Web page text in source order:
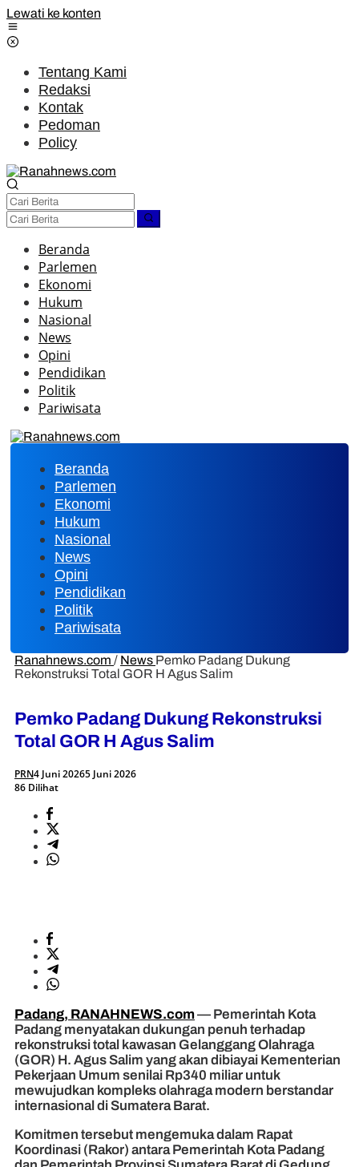
Lewati ke konten
Tentang Kami
Redaksi
Kontak
Pedoman
Policy
Beranda
Parlemen
Ekonomi
Hukum
Nasional
News
Opini
Pendidikan
Politik
Pariwisata
Beranda
Parlemen
Ekonomi
Hukum
Nasional
News
Opini
Pendidikan
Politik
Pariwisata
Ranahnews.com / News Pemko Padang Dukung
Rekonstruksi Total GOR H Agus Salim
Pemko Padang Dukung Rekonstruksi
Total GOR H Agus Salim
PRN4 Juni 20265 Juni 2026
86 Dilihat
Padang, RANAHNEWS.com— Pemerintah Kota
Padang menyatakan dukungan penuh terhadap
rekonstruksi total kawasan Gelanggang Olahraga
(GOR) H. Agus Salim yang akan dibiayai Kementerian
Pekerjaan Umum senilai Rp340 miliar untuk
mewujudkan kompleks olahraga modern berstandar
internasional di Sumatera Barat.
Komitmen tersebut mengemuka dalam Rapat
Koordinasi (Rakor) antara Pemerintah Kota Padang